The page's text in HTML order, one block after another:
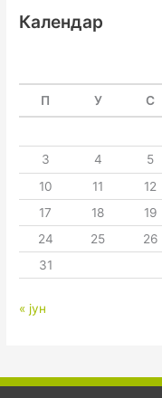
Календар
П У С
3
4 5
10
11 12
17
18 19
24
25 26
31
« јун